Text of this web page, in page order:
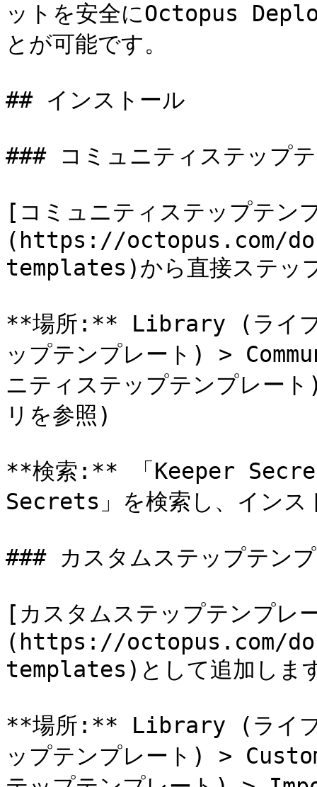
ットを安全にOctopus
とが可能です。
## インストール
### コミュニティステップ
[コミュニティステップテン
(https://octopus.com/
templates)から直接ステッ
**場所:** Library (ライ
ップテンプレート) >
ニティステップテンプレ
リを参照)
**検索:** 「Keeper
Secrets」を検索し、インス
### カスタムステップテン
[カスタムステップテンプレ
(https://octopus.com/
templates)として追加しま
**場所:** Library (ライ
ップテンプレート) >